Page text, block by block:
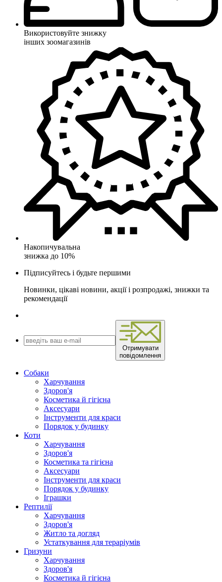
Використовуйте знижку
інших зоомагазинів
Накопичувальна
знижка до 10%
Підписуйтесь і будьте першими
Новинки, цікаві новини, акції і розпродажі, знижки та
рекомендації
Отримувати
повідомлення
Собаки
Харчування
Здоров'я
Косметика й гігієна
Аксесуари
Інструменти для краси
Порядок у будинку
Коти
Харчування
Здоров'я
Косметика та гігієна
Аксесуари
Інструменти для краси
Порядок у будинку
Іграшки
Рептилії
Харчування
Здоров'я
Житло та догляд
Устаткування для тераріумів
Гризуни
Харчування
Здоров'я
Косметика й гігієна